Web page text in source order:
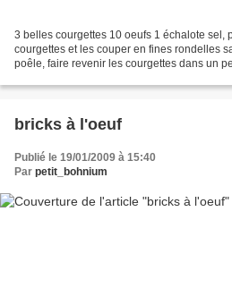
3 belles courgettes 10 oeufs 1 échalote sel,
courgettes et les couper en fines rondelles
poêle, faire revenir les courgettes dans un
bricks à l'oeuf
Publié le 19/01/2009 à 15:40
Par petit_bohnium